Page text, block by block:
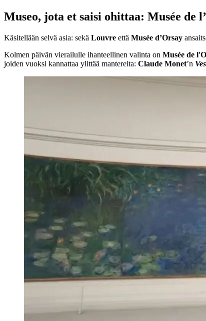
Museo, jota et saisi ohittaa: Musée de
Käsitellään selvä asia: sekä Louvre että Musée d’Orsay
Kolmen päivän vierailulle ihanteellinen valinta on Musée de
joiden vuoksi kannattaa ylittää mantereita: Claude Monet’n